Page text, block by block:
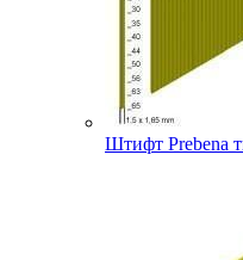
Штифт Prebena